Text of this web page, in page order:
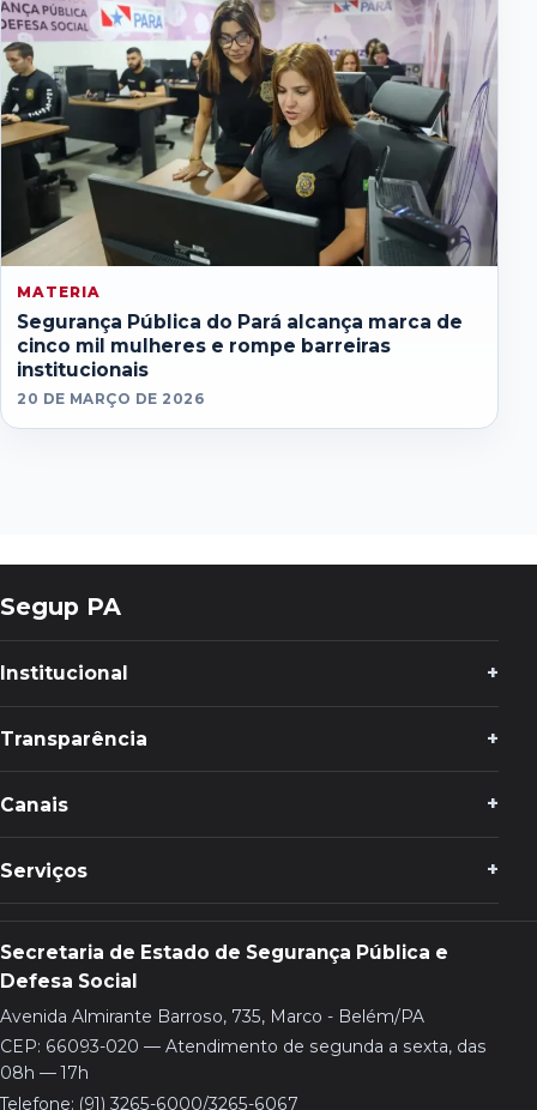
MATERIA
Segurança Pública do Pará alcança marca de
cinco mil mulheres e rompe barreiras
institucionais
20 DE MARÇO DE 2026
Segup PA
Institucional
Transparência
Canais
Serviços
Secretaria de Estado de Segurança Pública e
Defesa Social
Avenida Almirante Barroso, 735, Marco - Belém/PA
CEP: 66093-020 — Atendimento de segunda a sexta, das
08h — 17h
Telefone: (91) 3265-6000/3265-6067